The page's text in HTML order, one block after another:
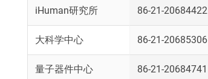
iHuman研究所 86-21-20684422
大科学中心 86-21-20685306
量子器件中心 86-21-20684741